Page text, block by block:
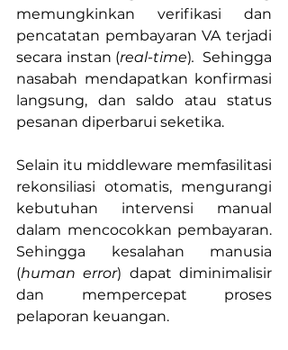
memungkinkan verifikasi dan
pencatatan pembayaran VA terjadi
secara instan (real-time). Sehingga
nasabah mendapatkan konfirmasi
langsung, dan saldo atau status
pesanan diperbarui seketika.
Selain itu middleware memfasilitasi
rekonsiliasi otomatis, mengurangi
kebutuhan intervensi manual
dalam mencocokkan pembayaran.
Sehingga kesalahan manusia
(human error) dapat diminimalisir
dan mempercepat proses
pelaporan keuangan.